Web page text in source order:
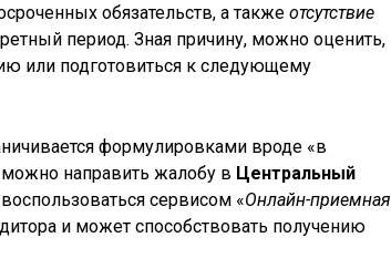
обязательств, а также отсутствие
период. Зная причину, можно оценить,
или подготовиться к следующему
формулировками вроде «в
можно направить жалобу в Центральный
сервисом «Онлайн-приемная
и может способствовать получению